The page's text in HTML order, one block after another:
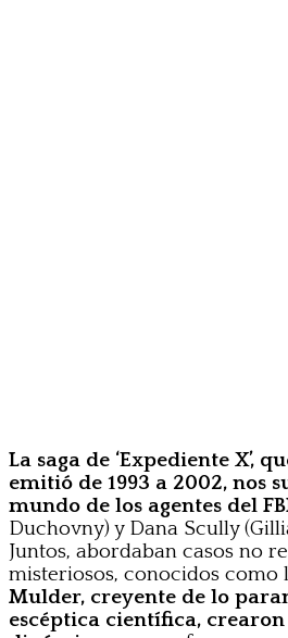
La saga de ‘Expediente X’,
emitió de 1993 a 2002, nos
mundo de los agentes del
Duchovny) y Dana Scully
Juntos, abordaban casos no
misteriosos, conocidos como
Mulder, creyente de lo
escéptica científica,